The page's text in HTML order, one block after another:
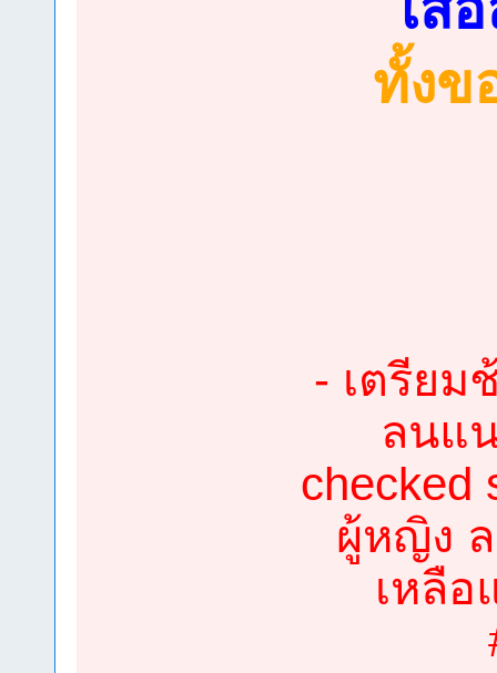
ทั้งข
- เตรียม
ลนแ
checked
ผู้หญิง
เหลือ